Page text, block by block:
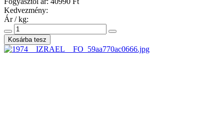
Kedvezmény:
Ár / kg: